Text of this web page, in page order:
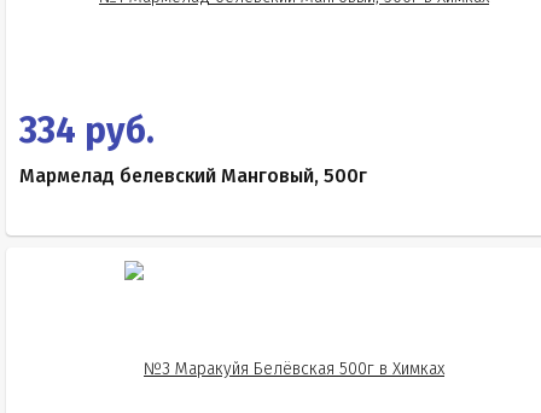
334 руб.
Мармелад белевский Манговый, 500г